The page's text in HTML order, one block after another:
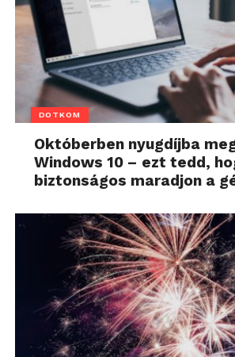
DOTKOM
Októberben nyugdíjba
Windows 10 – ezt tedd,
biztonságos maradjon a